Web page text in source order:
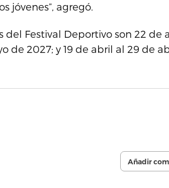
jóvenes”, agregó.
del Festival Deportivo son 22 de
de 2027; y 19 de abril al 29 de
Añadir